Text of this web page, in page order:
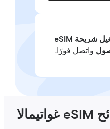
قم بتشغيل شريحة eSIM
فورًا.